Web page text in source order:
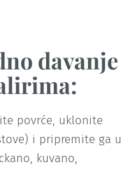
davanje
povrće, uklonite
i pripremite ga u
kuvano,